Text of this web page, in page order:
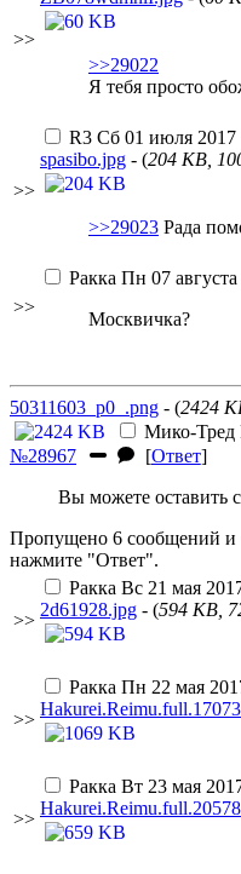
>>
>>29022
Я тебя просто
>>
R3 Сб 01 июля 2017
spasibo.jpg - (204 KB,
>>29023 Рада
>>
Ракка Пн 07
Москвичка?
50311603_p0_.png - (2424
Мико-Тред
№28967
[Ответ]
Вы можете оставить
Пропущено 6 сообщений и
нажмите "Ответ".
>>
Ракка Вс 21 мая
2d61928.jpg - (594 KB,
>>
Ракка Пн 22 мая
>>
Ракка Вт 23 мая